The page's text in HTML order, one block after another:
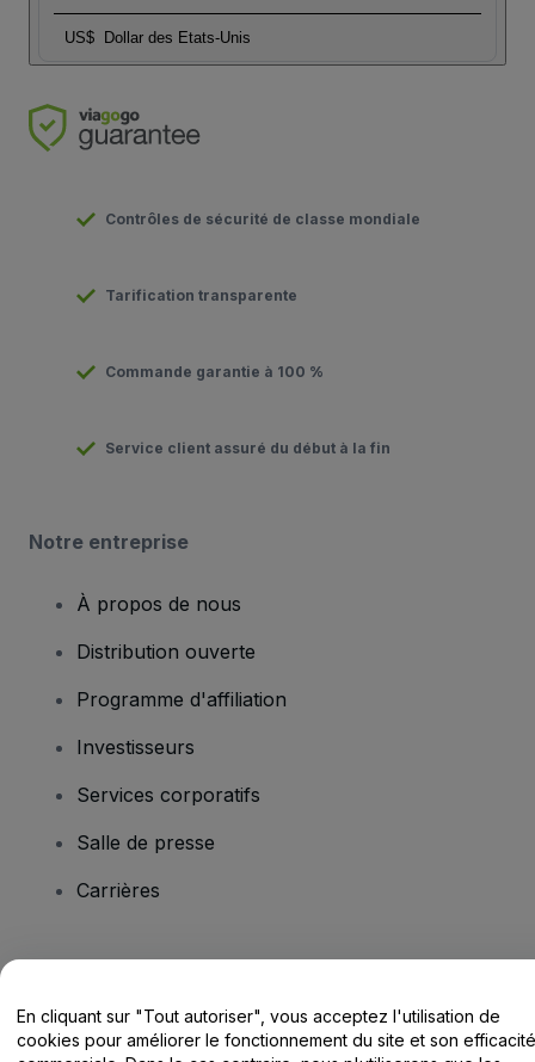
US$ Dollar des Etats-Unis
Contrôles de sécurité de classe mondiale
Tarification transparente
Commande garantie à 100 %
Service client assuré du début à la fin
Notre entreprise
À propos de nous
Distribution ouverte
Programme d'affiliation
Investisseurs
Services corporatifs
Salle de presse
Carrières
Centre d'assistance / Nous contacter
En cliquant sur "Tout autoriser", vous acceptez l'utilisation de
cookies pour améliorer le fonctionnement du site et son efficacité